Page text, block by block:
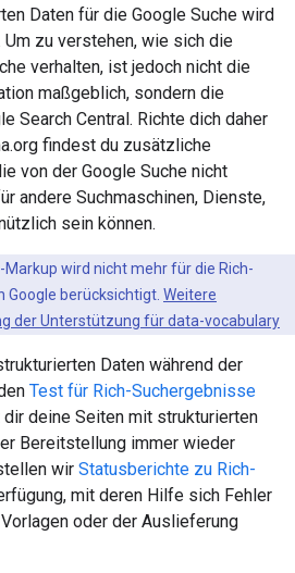
Daten für die Google Suche wird
Um zu verstehen, wie sich die
verhalten, ist jedoch nicht die
maßgeblich, sondern die
Search Central. Richte dich daher
findest du zusätzliche
von der Google Suche nicht
andere Suchmaschinen, Dienste,
sein können.
Markup wird nicht mehr für die Rich-
berücksichtigt. Weitere
der Unterstützung für data-vocabulary
Daten während der
Test für Rich-Suchergebnisse
deine Seiten mit strukturierten
Bereitstellung immer wieder
wir Statusberichte zu Rich-
mit deren Hilfe sich Fehler
oder der Auslieferung